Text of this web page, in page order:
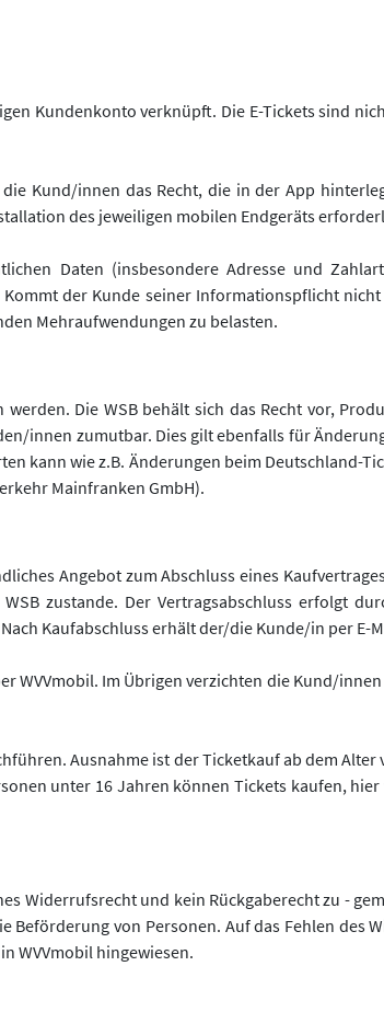
Kundenkonto verknüpft. Die E-Tickets sind
Kund/innen das Recht, die in der App
des jeweiligen mobilen Endgeräts
Daten (insbesondere Adresse und
der Kunde seiner Informationspflicht
Mehraufwendungen zu belasten.
Die WSB behält sich das Recht vor,
innen zumutbar. Dies gilt ebenfalls für
kann wie z.B. Änderungen beim Deutschland-
Mainfranken GmbH).
Angebot zum Abschluss eines
zustande. Der Vertragsabschluss erfolgt
Kaufabschluss erhält der/die Kunde/in per E-
WVVmobil. Im Übrigen verzichten die Kund/
Ausnahme ist der Ticketkauf ab dem
unter 16 Jahren können Tickets kaufen,
Widerrufsrecht und kein Rückgaberecht zu -
von Personen. Auf das Fehlen des
WVVmobil hingewiesen.